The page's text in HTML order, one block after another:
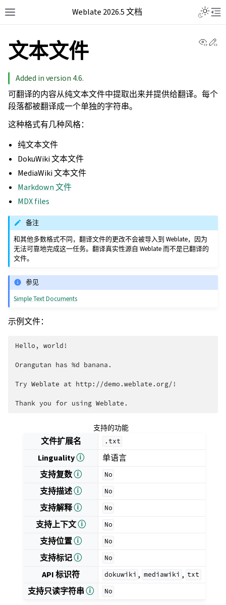
Weblate 2026.5 文档
文本文件
Added in version 4.6.
可翻译的内容从纯文本文件中提取出来并提供给翻译。每个
段落都被翻译成一个单独的字符串。
这种格式有几种风格：
纯文本文件
DokuWiki 文本文件
MediaWiki 文本文件
Markdown 文件
MDX files
备注
和其他多数格式不同，翻译文件的更改不会被导入到 Weblate，因为
无法可靠地完成这一任务。翻译真实性源自 Weblate 而不是已翻译的
文件。
参见
Simple Text Documents
示例文件：
Hello, world!
Orangutan has %d banana.
Try Weblate at http://demo.weblate.org/!
支持的功能
文件扩展名 .txt
Lingualityⓘ
单语言
支持复数ⓘ No
支持描述ⓘ No
支持解释ⓘ No
支持上下文ⓘ No
支持位置ⓘ No
支持标记ⓘ No
API 标识符 dokuwiki , mediawiki , txt
支持只读字符串ⓘ No